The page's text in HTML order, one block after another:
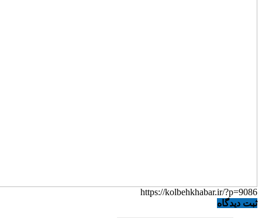
https://kolbehkhabar.ir/?p=9086
ثبت دیدگاه